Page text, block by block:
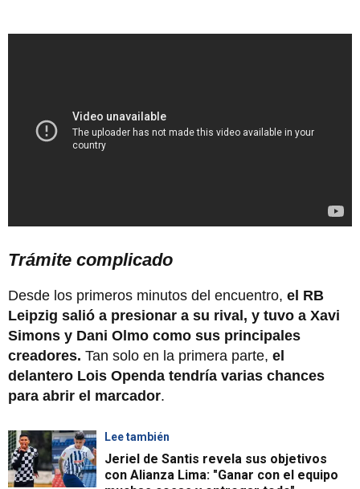
Trámite complicado
Desde los primeros minutos del encuentro, el RB
Leipzig salió a presionar a su rival, y tuvo a Xavi
Simons y Dani Olmo como sus principales
creadores. Tan solo en la primera parte, el
delantero Lois Openda tendría varias chances
para abrir el marcador.
Lee también
Jeriel de Santis revela sus objetivos
con Alianza Lima: "Ganar con el equipo